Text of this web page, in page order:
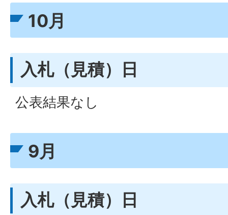
10月
入札（見積）日
公表結果なし
9月
入札（見積）日